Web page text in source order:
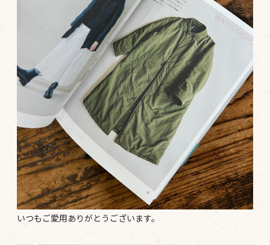
いつもご愛用ありがとうございます。